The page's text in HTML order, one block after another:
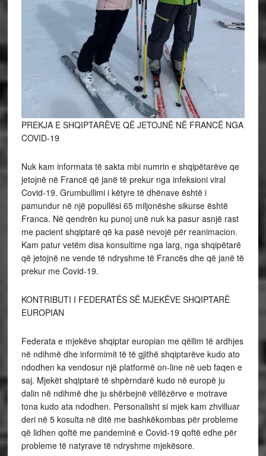
PREKJA E SHQIPTARËVE QË JETOJNË NË FRANCË NGA
COVID-19
Nuk kam informata të sakta mbi numrin e shqipëtarëve qe
jetojnë në Francë që janë të prekur nga infeksioni viral
Covid-19. Grumbullimi i këtyre të dhënave është i
pamundur në një popullësi 65 miljonëshe sikurse është
Franca. Në qendrën ku punoj unë nuk ka pasur asnjë rast
me pacient shqiptarë që ka pasë nevojë për reanimacion.
Kam patur vetëm disa konsultime nga larg, nga shqipëtarë
që jetojnë ne vende të ndryshme të Francës dhe që janë të
prekur me Covid-19.
KONTRIBUTI I FEDERATËS SË MJEKËVE SHQIPTARË
EUROPIAN
Federata e mjekëve shqiptar europian me qëllim të ardhjes
në ndihmë dhe informimit të të gjithë shqiptarëve kudo ato
ndodhen ka vendosur një platformë on-line në ueb faqen e
saj. Mjekët shqiptarë të shpërndarë kudo në europë ju
dalin në ndihmë dhe ju shërbejnë vëllëzërve e motrave
tona kudo ata ndodhen. Personalisht si mjek kam zhvilluar
deri në 5 kosulta në ditë me bashkëkombas për probleme
që lidhen qoftë me pandeminë e Covid-19 qoftë edhe për
probleme të natyrave të ndryshme mjekësore.